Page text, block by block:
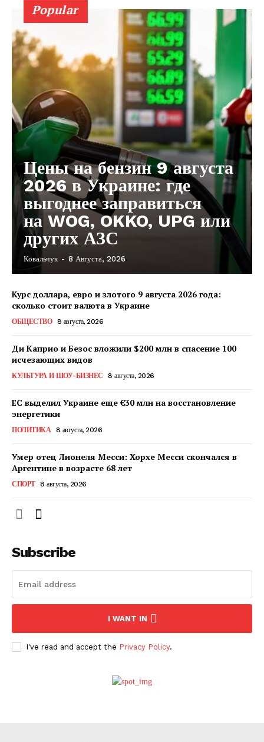
КавПолит
О нас
Политика конфиденциальности
Отказ от ответственности
Контакты
Popular
Цены на бензин 9 августа
2026 в Украине: где
выгоднее заправиться
на WOG, OKKO, UPG или
других АЗС
Ковальчук - 8 Августа, 2026
Курс доллара, евро и злотого 9 августа 2026 года:
сколько стоит валюта в Украине
ОБЩЕСТВО 8 августа, 2026
Ди Каприо и Безос вложили $200 млн в спасение 100
исчезающих видов
КУЛЬТУРА И ШОУ-БИЗНЕС 8 августа, 2026
ЕС выделил Украине еще €30 млн на восстановление
энергетики
ПОЛИТИКА 8 августа, 2026
Умер отец Лионеля Месси: Хорхе Месси скончался в
Аргентине в возрасте 68 лет
СПОРТ 8 августа, 2026
Subscribe
I WANT IN
I've read and accept the Privacy Policy.